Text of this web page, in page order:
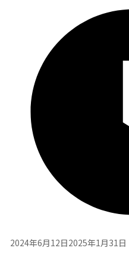
2024年6月12日2025年1月31日